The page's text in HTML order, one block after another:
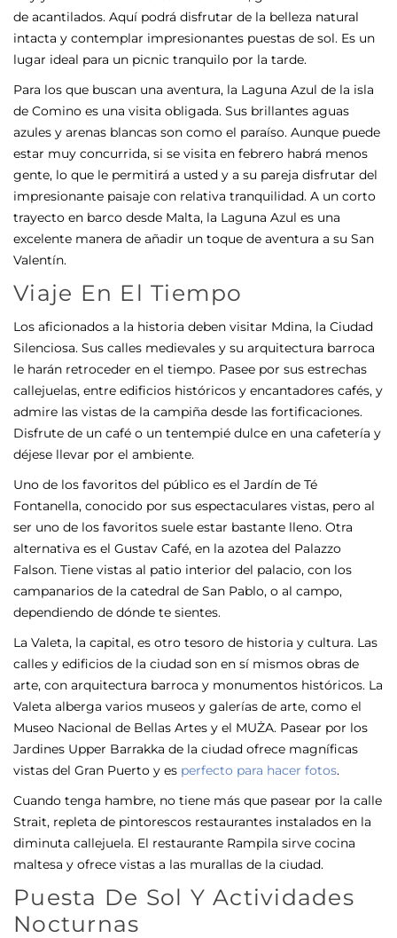
de acantilados. Aquí podrá disfrutar de la belleza natural
intacta y contemplar impresionantes puestas de sol. Es un
lugar ideal para un picnic tranquilo por la tarde.
Para los que buscan una aventura, la Laguna Azul de la isla
de Comino es una visita obligada. Sus brillantes aguas
azules y arenas blancas son como el paraíso. Aunque puede
estar muy concurrida, si se visita en febrero habrá menos
gente, lo que le permitirá a usted y a su pareja disfrutar del
impresionante paisaje con relativa tranquilidad. A un corto
trayecto en barco desde Malta, la Laguna Azul es una
excelente manera de añadir un toque de aventura a su San
Valentín.
Viaje En El Tiempo
Los aficionados a la historia deben visitar Mdina, la Ciudad
Silenciosa. Sus calles medievales y su arquitectura barroca
le harán retroceder en el tiempo. Pasee por sus estrechas
callejuelas, entre edificios históricos y encantadores cafés, y
admire las vistas de la campiña desde las fortificaciones.
Disfrute de un café o un tentempié dulce en una cafetería y
déjese llevar por el ambiente.
Uno de los favoritos del público es el Jardín de Té
Fontanella, conocido por sus espectaculares vistas, pero al
ser uno de los favoritos suele estar bastante lleno. Otra
alternativa es el Gustav Café, en la azotea del Palazzo
Falson. Tiene vistas al patio interior del palacio, con los
campanarios de la catedral de San Pablo, o al campo,
dependiendo de dónde te sientes.
La Valeta, la capital, es otro tesoro de historia y cultura. Las
calles y edificios de la ciudad son en sí mismos obras de
arte, con arquitectura barroca y monumentos históricos. La
Valeta alberga varios museos y galerías de arte, como el
Museo Nacional de Bellas Artes y el MUŻA. Pasear por los
Jardines Upper Barrakka de la ciudad ofrece magníficas
vistas del Gran Puerto y es perfecto para hacer fotos.
Cuando tenga hambre, no tiene más que pasear por la calle
Strait, repleta de pintorescos restaurantes instalados en la
diminuta callejuela. El restaurante Rampila sirve cocina
maltesa y ofrece vistas a las murallas de la ciudad.
Puesta De Sol Y Actividades
Nocturnas